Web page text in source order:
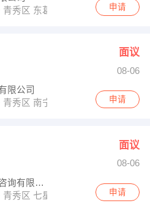
青秀区 东葛路18-1号嘉和自由空间
申请
面议
08-06
限公司
青秀区 南宁市青秀区民族大道115
申请
面议
08-06
东莞市赟途经济信息咨询有限公司南宁分公司
秀区 七星路137号外经贸大厦
申请